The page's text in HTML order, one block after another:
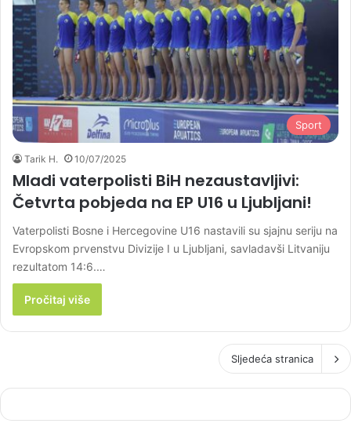
Sport
Tarik H. 10/07/2025
Mladi vaterpolisti BiH nezaustavljivi:
Četvrta pobjeda na EP U16 u Ljubljani!
Vaterpolisti Bosne i Hercegovine U16 nastavili su sjajnu seriju na
Evropskom prvenstvu Divizije I u Ljubljani, savladavši Litvaniju
rezultatom 14:6.…
Pročitaj više
Sljedeća stranica